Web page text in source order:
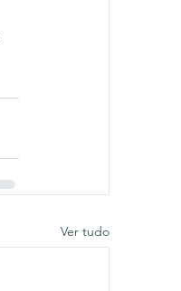
Ver tudo